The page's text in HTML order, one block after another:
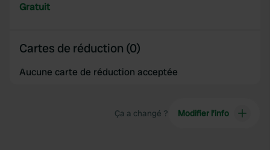
Gratuit
Cartes de réduction (0)
Aucune carte de réduction acceptée
Ça a changé ? Modifier l’info